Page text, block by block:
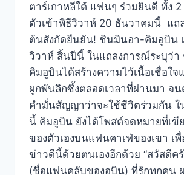
ตาร์เกาหลีใต้ แฟนๆ ร่วมยินดี ทั้ง 2
ตัวเข้าพิธีวิวาห์ 20 ธันวาคมนี้ แถ
ต้นสังกัดยืนยัน! ชินมินอา-คิมอูบิน
วิวาห์ สิ้นปีนี้ ในแถลงการณ์ระบุว่
คิมอูบินได้สร้างความไว้เนื้อเชื่อใจ
ผูกพันลึกซึ้งตลอดเวลาที่ผ่านมา จน
คำมั่นสัญญาว่าจะใช้ชีวิตร่วมกัน ใ
นี้ คิมอูบิน ยังได้โพสต์จดหมายที่เขี
ของตัวเองบนแฟนคาเฟ่ของเขา เ
ข่าวดีนี้ด้วยตนเองอีกด้วย “สวัสดีค
(ชื่อแฟนคลับของอูบิน) ที่รักทุกคน